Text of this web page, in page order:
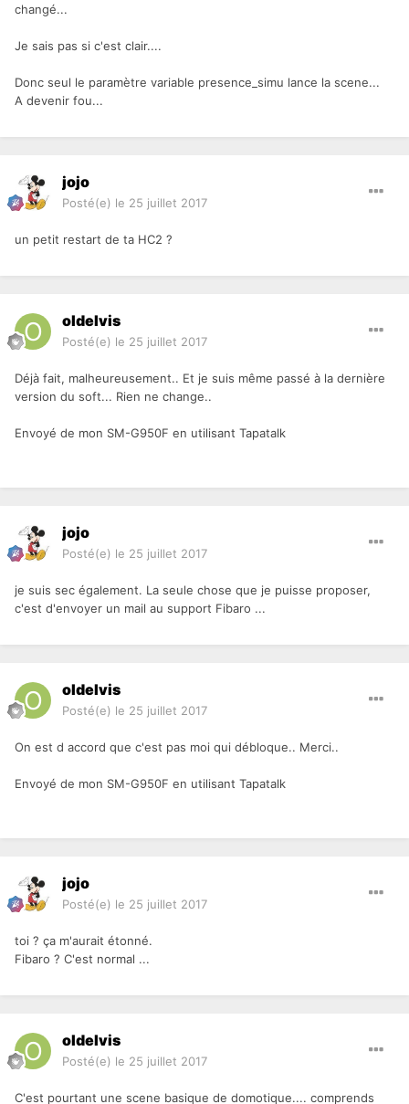
changé...
Je sais pas si c'est clair....
Donc seul le paramètre variable presence_simu lance la scene...
A devenir fou...
jojo
Posté(e) le 25 juillet 2017
un petit restart de ta HC2 ?
oldelvis
Posté(e) le 25 juillet 2017
Déjà fait, malheureusement.. Et je suis même passé à la dernière
version du soft... Rien ne change..
Envoyé de mon SM-G950F en utilisant Tapatalk
jojo
Posté(e) le 25 juillet 2017
je suis sec également. La seule chose que je puisse proposer,
c'est d'envoyer un mail au support Fibaro ...
oldelvis
Posté(e) le 25 juillet 2017
On est d accord que c'est pas moi qui débloque.. Merci..
Envoyé de mon SM-G950F en utilisant Tapatalk
jojo
Posté(e) le 25 juillet 2017
toi ? ça m'aurait étonné.
Fibaro ? C'est normal ...
oldelvis
Posté(e) le 25 juillet 2017
C'est pourtant une scene basique de domotique.... comprends